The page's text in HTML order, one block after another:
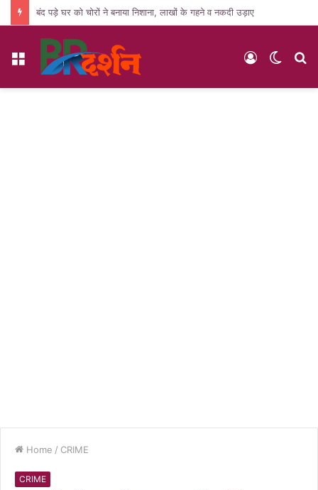
बंद पड़े घर को चोरों ने बनाया निशाना, लाखों के गहने व नकदी उड़ाए
Menu
Switch
Log
Home / CRIME
CRIME